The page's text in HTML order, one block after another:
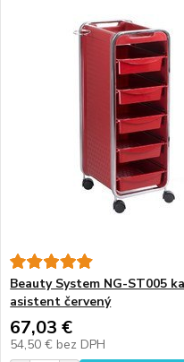
Beauty System NG-ST005
asistent červený
67,03 €
54,50 € bez DPH